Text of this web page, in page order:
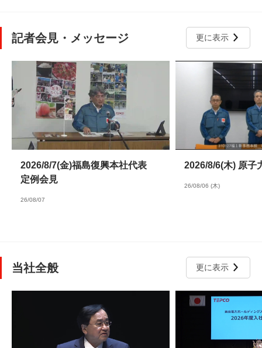
記者会見・メッセージ 更に表示
2026/8/7(金)福島復興本社代表
定例会見
26/08/07
2026/8/6(木) 原子
26/08/06 (木)
当社全般 更に表示